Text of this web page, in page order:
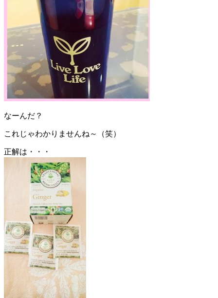
なーんだ？
これじゃわかりませんね～（笑）
正解は・・・